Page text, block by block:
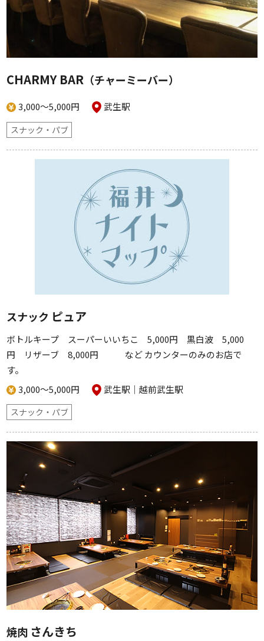
CHARMY BAR （チャーミーバー）
3,000～5,000円 武生駅
スナック・パブ
スナック ピュア
ボトルキープ スーパーいいちこ 5,000円 黒白波 5,000
円 リザーブ 8,000円 など カウンターのみのお店で
す。
3,000～5,000円
武生駅 越前武生駅
スナック・パブ
焼肉 さんきち